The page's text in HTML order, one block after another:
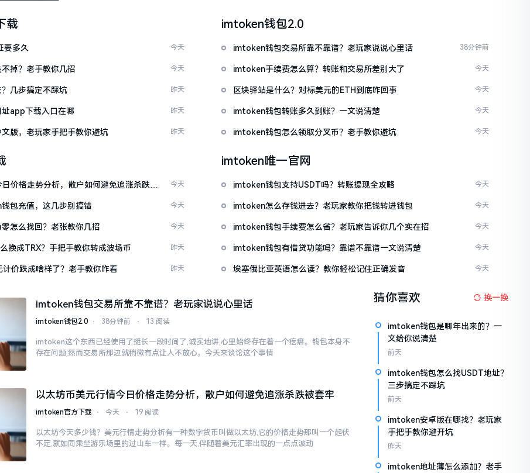
载
要多久 今天
掉？老手教你几招 今天
几步搞定不踩坑 昨天
app下载入口在哪 昨天
版，老玩家手把手教你避坑 昨天
imtoken钱包2.0
imtoken钱包交易所靠不靠谱？老玩家说说心里话 38分钟前
imtoken手续费怎么算？转账和交易所差别大了 今天
区块驿站是什么？对标美元的ETH到底咋回事 今天
imtoken钱包转账多久到账？一文说清楚 今天
imtoken钱包怎么领取分叉币？老手教你避坑 今天
价格走势分析，散户如何避免追涨杀跌被
今天
包充值，这几步别搞错 今天
怎么找回？老张教你几招 今天
换成TRX？手把手教你转成波场币 昨天
计价跌成啥样了？老手教你咋看 昨天
imtoken唯一官网
imtoken钱包支持USDT吗？转账提现全攻略 今天
imtoken怎么存钱进去？老玩家教你把钱转进钱包 今天
imtoken钱包手续费怎么省？老玩家告诉你几个实在招 今天
imtoken钱包有借贷功能吗？靠谱不靠谱一文说清楚 今天
埃塞俄比亚英语怎么读？教你轻松记住正确发音 今天
imtoken钱包交易所靠不靠谱？老玩家说说心里话
imtoken钱包2.0 ⋅ 38分钟前 ⋅ 13 阅读
imtoken这个东西已经使用了挺长一段时间了,诚实地讲,心里始终存在着一个疙瘩。钱包本身不
存在问题,然而交易所那边就稍微有点让人不放心。今天来谈论这个事情
以太坊币美元行情今日价格走势分析，散户如何避免追涨杀跌被套牢
imtoken官方下载 ⋅ 今天 ⋅ 19 阅读
以太坊今天多少钱？美元行情走势分析有一种数字货币叫做以太坊,它的价格走势那叫一个起伏
不定,就如同乘坐游乐场里的过山车一样。每一天,伴随着美元汇率出现的一点点波动
猜你喜欢 换一换
imtoken钱包是哪年出来的？一
文给你说清楚
前天
imtoken钱包怎么找USDT地址？
三步搞定不踩坑
前天
imtoken安卓版在哪找？老玩家
手把手教你避开坑
昨天
imtoken地址薄怎么添加？老手